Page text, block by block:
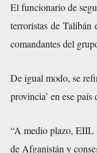
El funcionario de
terroristas de Talibán
comandantes del
De igual modo, se
provincia’ en ese
“A medio plazo, EIIL
de Afganistán y